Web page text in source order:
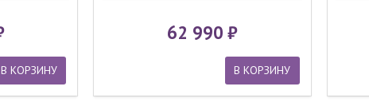
В КОРЗИНУ
62 990
В КОРЗИНУ